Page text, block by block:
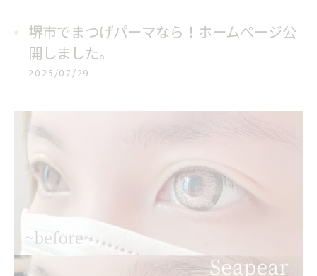
堺市でまつげパーマなら！ホームページ公
開しました。
2025/07/29